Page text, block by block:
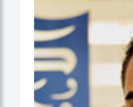
الأعمال في الكلية
في كندا في عدد
حيث قام بتصميم
التفكير
والسياسات